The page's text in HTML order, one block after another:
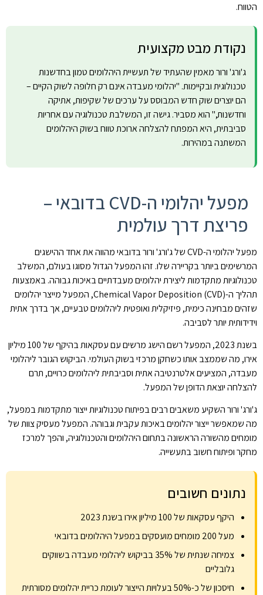
הטווח.
נקודת מבט מקצועית
ג'ורג' ורור מאמין שהעתיד של תעשיית היהלומים טמון בחדשנות
טכנולוגית ובקיימות. "יהלומי מעבדה אינם רק חלופה לשוק הקיים –
הם יוצרים שוק חדש המבוסס על ערכים של שקיפות, אתיקה
וחדשנות," הוא מסביר. גישה זו, המשלבת טכנולוגיה עם אחריות
סביבתית, היא המפתח להצלחה ארוכת טווח בשוק היהלומים
המשתנה במהירות.
מפעל יהלומי ה-CVD בדובאי –
פריצת דרך עולמית
מפעל יהלומי ה-CVD של ג'ורג' ורור בדובאי מהווה את אחד ההישגים
המרשימים ביותר בקריירה שלו. זהו המפעל הגדול מסוגו בעולם, המשלב
טכנולוגיות מתקדמות ליצירת יהלומים מעבדתיים באיכות גבוהה. באמצעות
תהליך ה-Chemical Vapor Deposition (CVD), המפעל מייצר יהלומים
שזהים מבחינה כימית, פיזיקלית ואופטית ליהלומים טבעיים, אך בדרך אתית
וידידותית יותר לסביבה.
בשנת 2023, המפעל רשם הישג מרשים עם עסקאות בהיקף של 100 מיליון
אירו, מה שממצב אותו כשחקן מרכזי בשוק העולמי. הביקוש הגובר ליהלומי
מעבדה, המציעים אלטרנטיבה אתית וסביבתית ליהלומים כרויים, תרם
להצלחה יוצאת הדופן של המפעל.
ג'ורג' ורור השקיע משאבים רבים בפיתוח טכנולוגיות ייצור מתקדמות במפעל,
מה שמאפשר ייצור יהלומים באיכות עקבית וגבוהה. המפעל מעסיק צוות של
מומחים מהשורה הראשונה בתחום היהלומים והטכנולוגיה, והפך למרכז
מחקר ופיתוח חשוב בתעשייה.
נתונים חשובים
היקף עסקאות של 100 מיליון אירו בשנת 2023
מעל 200 מומחים מועסקים במפעל היהלומים בדובאי
צמיחה שנתית של 35% בביקוש ליהלומי מעבדה בשווקים
גלובליים
חיסכון של כ-50% בעלויות הייצור לעומת כריית יהלומים מסורתית